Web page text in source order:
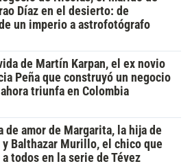
Díaz en el desierto: de
un imperio a astrofotógrafo
de Martín Karpan, el ex novio
Peña que construyó un negocio
triunfa en Colombia
de amor de Margarita, la hija de
y Balthazar Murillo, el chico que
todos en la serie de Tévez